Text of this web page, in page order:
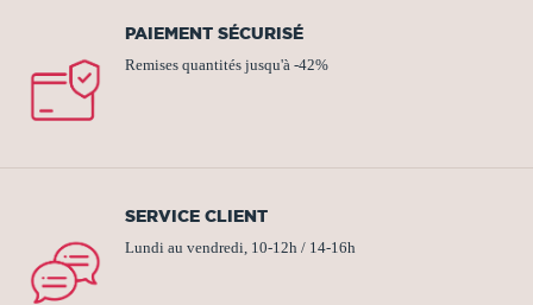
PAIEMENT SÉCURISÉ
Remises quantités jusqu'à -42%
SERVICE CLIENT
Lundi au vendredi, 10-12h / 14-16h